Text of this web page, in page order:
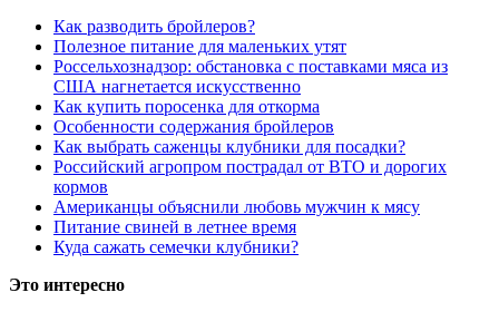
Как разводить бройлеров?
Полезное питание для маленьких утят
Россельхознадзор: обстановка с поставками мяса из
США нагнетается искусственно
Как купить поросенка для откорма
Особенности содержания бройлеров
Как выбрать саженцы клубники для посадки?
Российский агропром пострадал от ВТО и дорогих
кормов
Американцы объяснили любовь мужчин к мясу
Питание свиней в летнее время
Куда сажать семечки клубники?
Это интересно